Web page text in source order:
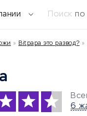
Поиск по
» Bitpapa это развод? »
6